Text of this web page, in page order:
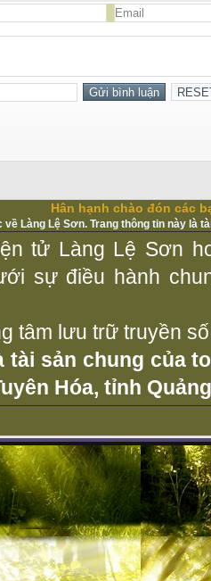
Hân hạnh chào đón các
về Làng Lệ Sơn. Trang thông tin này là
tử Làng Lệ Sơn
sự điều hành
tâm lưu trữ truyền
tài sản chung của
Hóa, tỉnh